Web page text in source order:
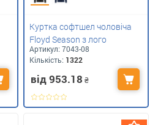
Куртка софтшел чоловіча
Floyd Season з лого
Артикул:7043-08
Кількість: 1322
від 953.18 ₴